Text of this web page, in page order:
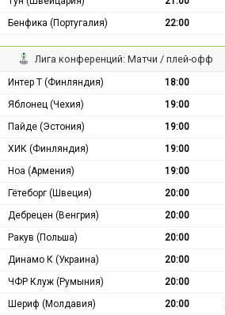
Бенфика (Португалия)
22:00
Лига конференций: Матчи / плей-офф
Интер Т (Финляндия) 18:00
Яблонец (Чехия)
19:00
Пайде (Эстония)
19:00
ХИК (Финляндия)
19:00
Ноа (Армения)
19:00
Гётеборг (Швеция)
20:00
Дебрецен (Венгрия)
20:00
Ракув (Польша)
20:00
Динамо К (Украина)
20:00
ЧФР Клуж (Румыния)
20:00
Шериф (Молдавия)
20:00